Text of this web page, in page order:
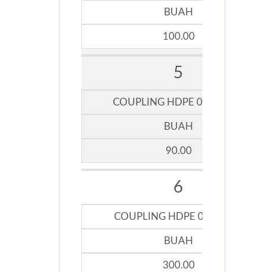
BUAH
100.00
5
COUPLING HDPE 0,75 INCH
BUAH
90.00
6
COUPLING HDPE 0,5 INCHI
BUAH
300.00